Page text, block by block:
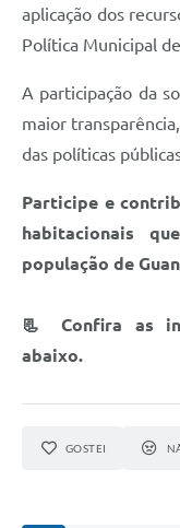
aplicação dos
Política Municipal
A participação da
maior
das políticas
Participe e
habitacionais
população de
📃 Confira as
abaixo.
GOSTEI